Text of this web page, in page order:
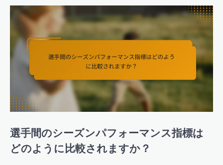
選手間のシーズンパフォーマンス指標は
どのように比較されますか？